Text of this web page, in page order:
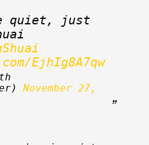
quiet, just
EjhIg8A7qw
November 27,